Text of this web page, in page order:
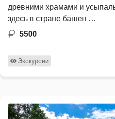
древними храмами и
здесь в стране башен …
5500
Экскурсии